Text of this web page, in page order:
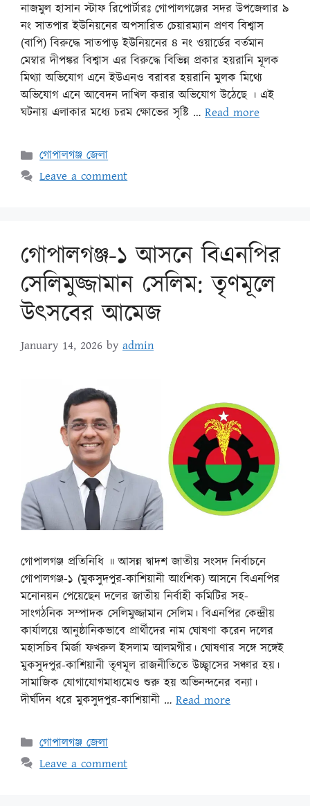
নাজমুল হাসান স্টাফ রিপোর্টারঃ গোপালগঞ্জের সদর উপজেলার ৯
নং সাতপার ইউনিয়নের অপসারিত চেয়ারম্যান প্রণব বিশ্বাস
(বাপি) বিরুদ্ধে সাতপাড় ইউনিয়নের ৪ নং ওয়ার্ডের বর্তমান
মেম্বার দীপঙ্কর বিশ্বাস এর বিরুদ্ধে বিভিন্ন প্রকার হয়রানি মূলক
মিথ্যা অভিযোগ এনে ইউএনও বরাবর হয়রানি মুলক মিথ্যে
অভিযোগ এনে আবেদন দাখিল করার অভিযোগ উঠেছে । এই
ঘটনায় এলাকার মধ্যে চরম ক্ষোভের সৃষ্টি … Read more
গোপালগঞ্জ জেলা
Leave a comment
গোপালগঞ্জ-১ আসনে বিএনপির
সেলিমুজ্জামান সেলিম: তৃণমূলে
উৎসবের আমেজ
January 14, 2026 by admin
গোপালগঞ্জ প্রতিনিধি ॥ আসন্ন দ্বাদশ জাতীয় সংসদ নির্বাচনে
গোপালগঞ্জ-১ (মুকসুদপুর-কাশিয়ানী আংশিক) আসনে বিএনপির
মনোনয়ন পেয়েছেন দলের জাতীয় নির্বাহী কমিটির সহ-
সাংগঠনিক সম্পাদক সেলিমুজ্জামান সেলিম। বিএনপির কেন্দ্রীয়
কার্যালয়ে আনুষ্ঠানিকভাবে প্রার্থীদের নাম ঘোষণা করেন দলের
মহাসচিব মির্জা ফখরুল ইসলাম আলমগীর। ঘোষণার সঙ্গে সঙ্গেই
মুকসুদপুর-কাশিয়ানী তৃণমূল রাজনীতিতে উচ্ছ্বাসের সঞ্চার হয়।
সামাজিক যোগাযোগমাধ্যমেও শুরু হয় অভিনন্দনের বন্যা।
দীর্ঘদিন ধরে মুকসুদপুর-কাশিয়ানী … Read more
গোপালগঞ্জ জেলা
Leave a comment